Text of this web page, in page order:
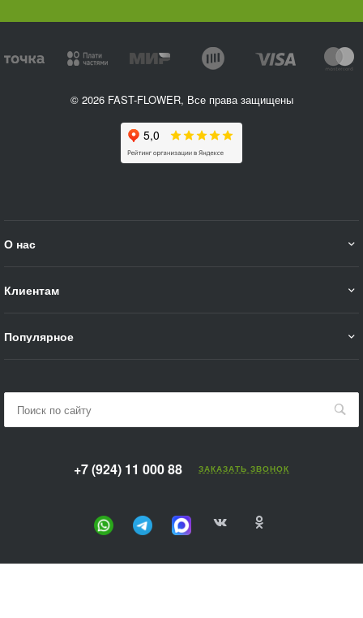
© 2026 FAST-FLOWER, Все права защищены
О нас
Клиентам
Популярное
+7 (924) 11 000 88 ЗАКАЗАТЬ ЗВОНОК